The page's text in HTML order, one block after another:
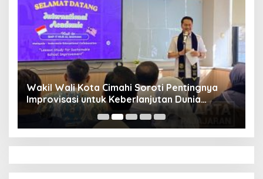
Wakil Wali Kota Cimahi Soroti Pentingnya
Improvisasi untuk Keberlanjutan Dunia
Pendidikan